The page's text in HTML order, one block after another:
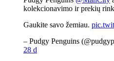
kolekcionavimo ir prekių
Gaukite savo žemiau.
– Pudgy Penguins
28 d